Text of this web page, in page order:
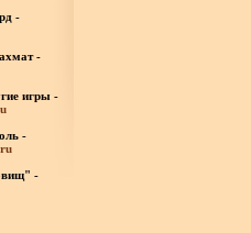
-
-
игры -
-
-